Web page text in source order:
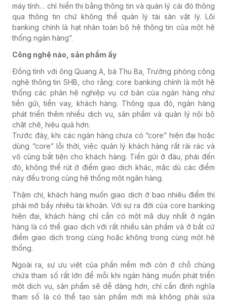
máy tính… chỉ hiển thị bằng thông tin và quản lý cái đó thông
qua thông tin chứ không thể quản lý tài sản vật lý. Lõi
banking chính là hạt nhân toàn bộ hệ thông tin của một hệ
thống ngân hàng”.
Công nghệ nào, sản phẩm ấy
Đồng tình với ông Quang A, bà Thu Ba, Trưởng phòng công
nghệ thông tin SHB, cho rằng: core banking chính là một hệ
thống các phân hệ nghiệp vụ cơ bản của ngân hàng như
tiền gửi, tiền vay, khách hàng. Thông qua đó, ngân hàng
phát triển thêm nhiều dịch vụ, sản phẩm và quản lý nội bộ
chặt chẽ, hiệu quả hơn.
Trước đây, khi các ngân hàng chưa có “core” hiện đại hoặc
dùng “core” lỗi thời, việc quản lý khách hàng rất rải rác và
vô cùng bất tiện cho khách hàng. Tiền gửi ở đâu, phải đến
đó, không thể rút ở điểm giao dịch khác, mặc dù các điểm
này đều trong cùng hệ thống một ngân hàng.
Thậm chí, khách hàng muốn giao dịch ở bao nhiêu điểm thì
phải mở bấy nhiêu tài khoản. Với sự ra đời của core banking
hiện đại, khách hàng chỉ cần có một mã duy nhất ở ngân
hàng là có thể giao dịch với rất nhiều sản phẩm và ở bất cứ
điểm giao dịch trong cùng hoặc không trong cùng một hệ
thống.
Ngoài ra, sự ưu việt của phần mềm mới còn ở chỗ chúng
chứa tham số rất lớn để mỗi khi ngân hàng muốn phát triển
một dịch vụ, sản phẩm sẽ dễ dàng hơn, chỉ cần định nghĩa
tham số là có thể tạo sản phẩm mới mà không phải sửa